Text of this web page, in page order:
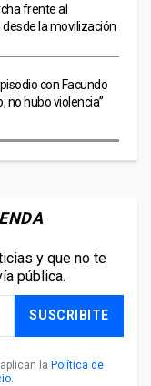
frente al
la movilización
con Facundo
no hubo violencia”
y que no te
pública.
SUSCRIBITE
la Política de
.